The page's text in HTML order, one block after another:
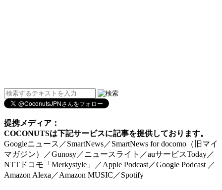
提携メディア：
COCONUTSは下記サービスに記事を提供しております。
Googleニュース／SmartNews／SmartNews for docomo（旧マイ
マガジン）／Gunosy／ニュースライト／auサービスToday／
NTTドコモ「Merkystyle」／Apple Podcast／Google Podcast ／
Amazon Alexa／Amazon MUSIC／Spotify